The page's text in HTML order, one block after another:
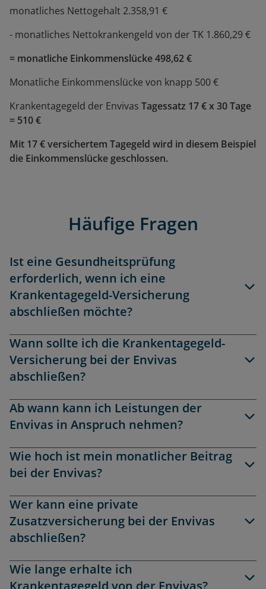
monatliches Nettogehalt 2.358,91 €
- monatliches Nettokrankengeld von der TK 1.860,29 €
= monatliche Einkommenslücke 498,62 €
Monatliche Einkommenslücke von knapp 500 €
Krankentagegeld der Envivas Tagessatz 17 € x 30 Tage
= 510 €
Mit 17 € versichertem Tagegeld wird in diesem Beispiel
die Einkommenslücke geschlossen.
Häufige Fragen
Ist eine Gesundheitsprüfung
erforderlich, wenn ich eine
Krankentagegeld-Versicherung
abschließen möchte?
Wann sollte ich die Krankentagegeld-
Versicherung bei der Envivas
abschließen?
Ab wann kann ich Leistungen der
Envivas in Anspruch nehmen?
Wie hoch ist mein monatlicher Beitrag
bei der Envivas?
Wer kann eine private
Zusatzversicherung bei der Envivas
abschließen?
Wie lange erhalte ich
Krankentagegeld von der Envivas?